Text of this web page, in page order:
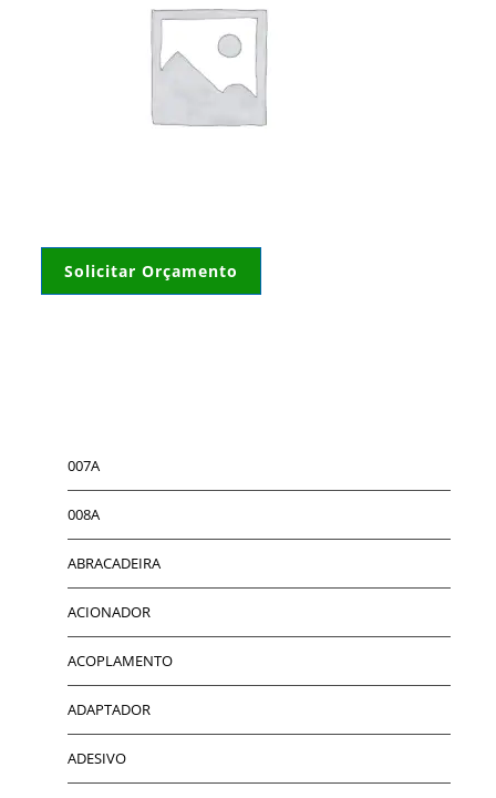
Solicitar Orçamento
007A
008A
ABRACADEIRA
ACIONADOR
ACOPLAMENTO
ADAPTADOR
ADESIVO